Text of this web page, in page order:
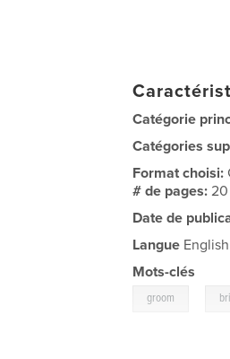
Catégorie
Catégories
Format choisi:
# de pages:20
Date de
Langue English
Mots-clés
groom